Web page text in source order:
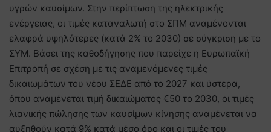
υγρών καυσίμων. Στην περίπτωση της ηλεκτρικής
ενέργειας, οι τιμές καταναλωτή στο ΣΠΜ αναμένονται
ελαφρά υψηλότερες (κατά 2% το 2030) σε σύγκριση με το
ΣΥΜ. Βάσει της καθοδήγησης που παρείχε η Ευρωπαϊκή
Επιτροπή σε σχέση με τις αναμενόμενες τιμές
δικαιωμάτων του νέου ΣΕΔΕ από το 2027 και ύστερα,
όπου αναμένεται τιμή δικαιώματος €50 το 2030, οι τιμές
λιανικής πώλησης των καυσίμων κίνησης αναμένεται να
αυξηθούν κατά 9% κατά μέσο όρο και οι τιμές του